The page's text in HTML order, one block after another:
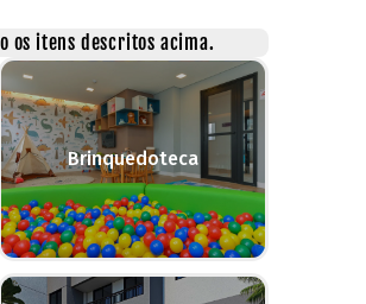
os itens descritos acima.
Brinquedoteca